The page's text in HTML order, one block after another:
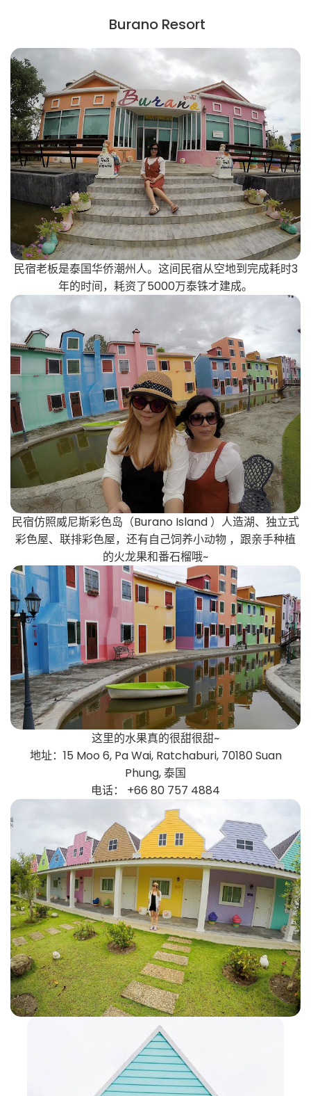
Burano Resort
民宿老板是泰国华侨潮州人。这间民宿从空地到完成耗时3
年的时间，耗资了5000万泰铢才建成。
民宿仿照威尼斯彩色岛（Burano Island ）人造湖、独立式
彩色屋、联排彩色屋，还有自己饲养小动物 ，跟亲手种植
的火龙果和番石榴哦~
这里的水果真的很甜很甜~
地址：15 Moo 6, Pa Wai, Ratchaburi, 70180 Suan
Phung, 泰国
电话： +66 80 757 4884